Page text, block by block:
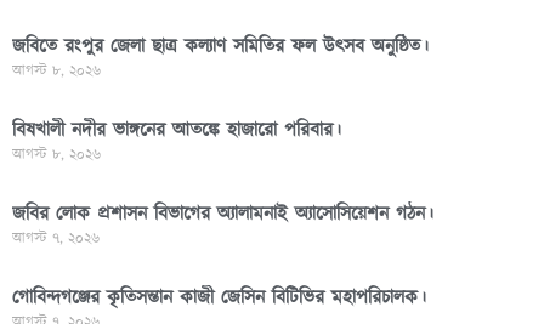
জবিতে রংপুর জেলা ছাত্র কল্যাণ সমিতির ফল উৎসব অনুষ্ঠিত।
আগস্ট ৮, ২০২৬
বিষখালী নদীর ভাঙ্গনের আতঙ্কে হাজারো পরিবার।
আগস্ট ৮, ২০২৬
জবির লোক প্রশাসন বিভাগের অ্যালামনাই অ্যাসোসিয়েশন গঠন।
আগস্ট ৭, ২০২৬
গোবিন্দগঞ্জের কৃতিসন্তান কাজী জেসিন বিটিভির মহাপরিচালক।